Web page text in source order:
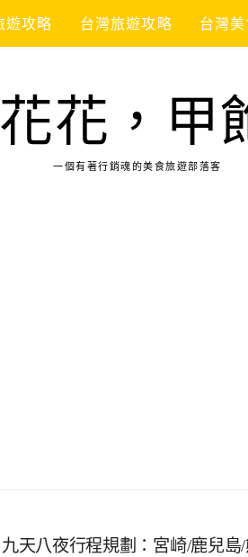
攻略 台灣旅遊攻略 台灣
花，甲
一個有著行銷魂的美食旅遊部落客
天八夜行程規劃：宮崎/鹿兒島